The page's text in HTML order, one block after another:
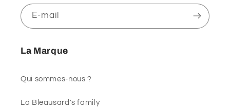
E-mail
La Marque
Qui sommes-nous ?
La Bleausard's family